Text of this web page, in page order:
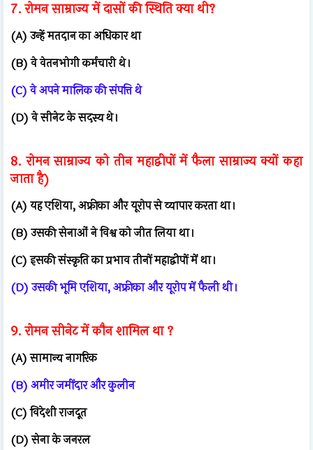
7. रोमन साम्राज्य में दासों की स्थिति क्या थी?
(A) उन्हें मतदान का अधिकार था
(B) वे वेतनभोगी कर्मचारी थे।
(C) वे अपने मालिक की संपत्ति थे
(D) वे सीनेट के सदस्य थे।
8. रोमन साम्राज्य को तीन महाद्वीपों में फैला साम्राज्य क्यों कहा
जाता है)
(A) यह एशिया, अफ्रीका और यूरोप से व्यापार करता था।
(B) उसकी सेनाओं ने विश्व को जीत लिया था।
(C) इसकी संस्कृति का प्रभाव तीनों महाद्वीपों में था।
(D) उसकी भूमि एशिया, अफ्रीका और यूरोप में फैली थी।
9. रोमन सीनेट में कौन शामिल था ?
(A) सामान्य नागरिक
(B) अमीर जमींदार और कुलीन
(C) विदेशी राजदूत
(D) सेना के जनरल